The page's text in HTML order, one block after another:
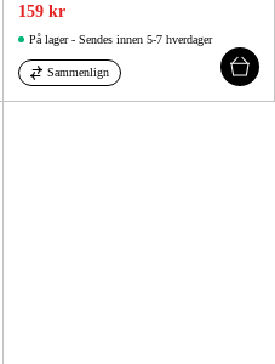
159 kr
På lager - Sendes innen 5-7 hverdager
Sammenlign